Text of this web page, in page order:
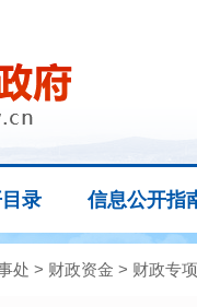
录 信息公开指
处 > 财政资金 > 财政专